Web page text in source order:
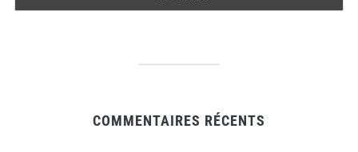
COMMENTAIRES RÉCENTS